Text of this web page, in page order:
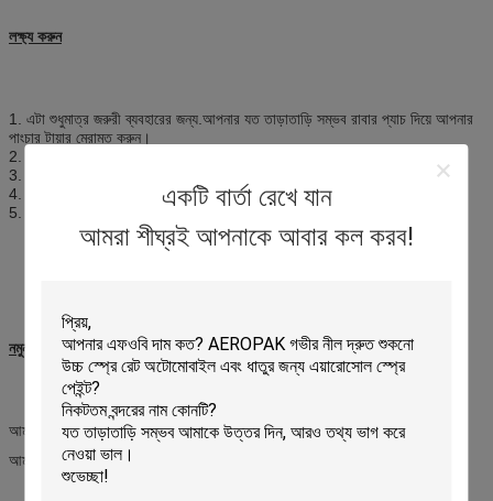
একটি বার্তা রেখে যান
আমরা শীঘ্রই আপনাকে আবার কল করব!
লক্ষ্য করুন
1. এটা শুধুমাত্র জরুরী ব্যবহারের জন্য.আপনার যত তাড়াতাড়ি সম্ভব রাবার প্যাচ দিয়ে আপনার
পাংচার টায়ার মেরামত করুন।
2. তাপ, শিখা, স্পার্ক এবং ইগনিশনের অন্যান্য উত্স থেকে দূরে রাখুন।
3. একটি শীতল, শুষ্ক জায়গায় সংরক্ষণ করুন (45°C);সরাসরি সূর্যালোক এড়িয়ে চলুন।
4. ক্যানটিকে সংঘর্ষ, খোঁচা বা জ্বালিয়ে দেবেন না।
5. শিশুদের নাগালের বাইরে রাখুন।
নমুনা
আমরা 2 টুকরা মধ্যে বিনামূল্যে নমুনা অফার.
আমরা আপনার কুরিয়ার ফি পাওয়ার পরে নমুনা পাঠানো উচিত।